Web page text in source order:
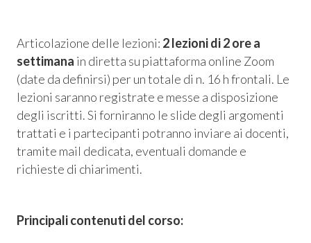
Articolazione delle lezioni: 2 lezioni di 2 ore a
settimana in diretta su piattaforma online Zoom
(date da definirsi) per un totale di n. 16 h frontali. Le
lezioni saranno registrate e messe a disposizione
degli iscritti. Si forniranno le slide degli argomenti
trattati e i partecipanti potranno inviare ai docenti,
tramite mail dedicata, eventuali domande e
richieste di chiarimenti.
Principali contenuti del corso: